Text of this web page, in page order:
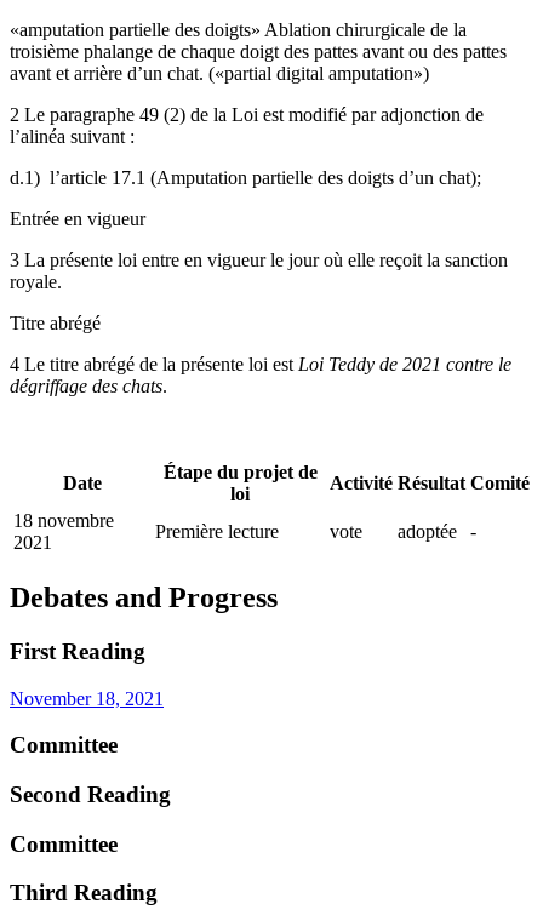
«amputation partielle des doigts» Ablation chirurgicale de la
troisième phalange de chaque doigt des pattes avant ou des pattes
avant et arrière d’un chat. («partial digital amputation»)
2 Le paragraphe 49 (2) de la Loi est modifié par adjonction de
l’alinéa suivant :
d.1) l’article 17.1 (Amputation partielle des doigts d’un chat);
Entrée en vigueur
3 La présente loi entre en vigueur le jour où elle reçoit la sanction
royale.
Titre abrégé
4 Le titre abrégé de la présente loi est Loi Teddy de 2021 contre le
dégriffage des chats.
Date
Étape du projet de
loi
Activité Résultat Comité
18 novembre
2021
Première lecture vote adoptée -
Debates and Progress
First Reading
November 18, 2021
Committee
Second Reading
Committee
Third Reading